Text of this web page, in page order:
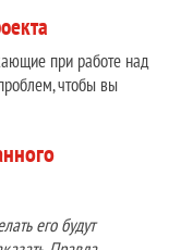
при работе над
чтобы вы
его будут